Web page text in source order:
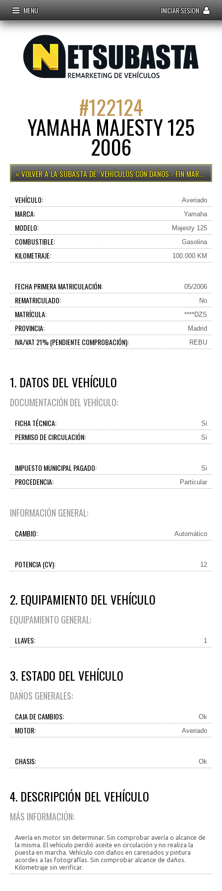
MENÚ INICIAR SESIÓN
#122124
YAMAHA MAJESTY 125
2006
VEHÍCULOS CON DAÑOS - FIN MARTES 15H
VEHÍCULO: Averiado
MARCA: Yamaha
MODELO: Majesty 125
COMBUSTIBLE: Gasolina
KILOMETRAJE: 100.000 KM
FECHA PRIMERA MATRICULACIÓN: 05/2006
REMATRICULADO: No
MATRÍCULA: ****DZS
PROVINCIA: Madrid
IVA/VAT 21% (PENDIENTE COMPROBACIÓN): REBU
1. DATOS DEL VEHÍCULO
DOCUMENTACIÓN DEL VEHÍCULO:
FICHA TÉCNICA: Si
PERMISO DE CIRCULACIÓN: Si
IMPUESTO MUNICIPAL PAGADO: Si
PROCEDENCIA: Particular
INFORMACIÓN GENERAL:
CAMBIO: Automático
POTENCIA (CV): 12
2. EQUIPAMIENTO DEL VEHÍCULO
EQUIPAMIENTO GENERAL:
LLAVES: 1
3. ESTADO DEL VEHÍCULO
DAÑOS GENERALES:
CAJA DE CAMBIOS: Ok
MOTOR: Averiado
CHASIS: Ok
4. DESCRIPCIÓN DEL VEHÍCULO
MÁS INFORMACIÓN:
Avería en motor sin determinar. Sin comprobar avería o alcance de
la misma. El vehículo perdió aceite en circulación y no realiza la
puesta en marcha. Vehículo con daños en carenados y pintura
acordes a las fotografías. Sin comprobar alcance de daños.
Kilometraje sin verificar.